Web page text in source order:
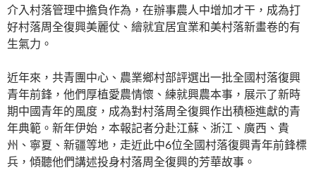
介入村落管理中擔負作為，在辦事農人中增加才干，成為打
好村落周全復興美麗仗、繪就宜居宜業和美村落新畫卷的有
生氣力。
近年來，共青團中心、農業鄉村部評選出一批全國村落復興
青年前鋒，他們厚植愛農情懷、練就興農本事，展示了新時
期中國青年的風度，成為對村落周全復興作出積極進獻的青
年典範。新年伊始，本報記者分赴江蘇、浙江、廣西、貴
州、寧夏、新疆等地，走近此中6位全國村落復興青年前鋒標
兵，傾聽他們講述投身村落周全復興的芳華故事。